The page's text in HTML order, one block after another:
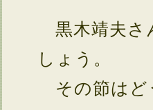
黒木靖夫さ
しょう。
その節はど